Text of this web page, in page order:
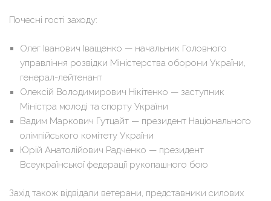
Почесні гості заходу:
Олег Іванович Іващенко — начальник Головного
управління розвідки Міністерства оборони України,
генерал-лейтенант
Олексій Володимирович Нікітенко — заступник
Міністра молоді та спорту України
Вадим Маркович Гутцайт — президент Національного
олімпійського комітету України
Юрій Анатолійович Радченко — президент
Всеукраїнської федерації рукопашного бою
Захід також відвідали ветерани, представники силових